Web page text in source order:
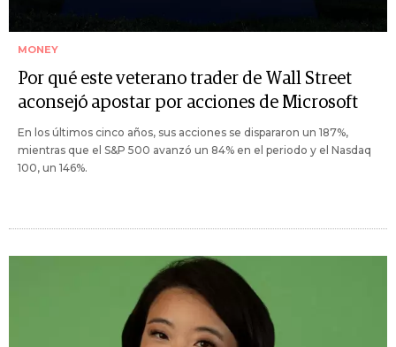
MONEY
Por qué este veterano trader de Wall Street
aconsejó apostar por acciones de Microsoft
En los últimos cinco años, sus acciones se dispararon un 187%,
mientras que el S&P 500 avanzó un 84% en el periodo y el Nasdaq
100, un 146%.